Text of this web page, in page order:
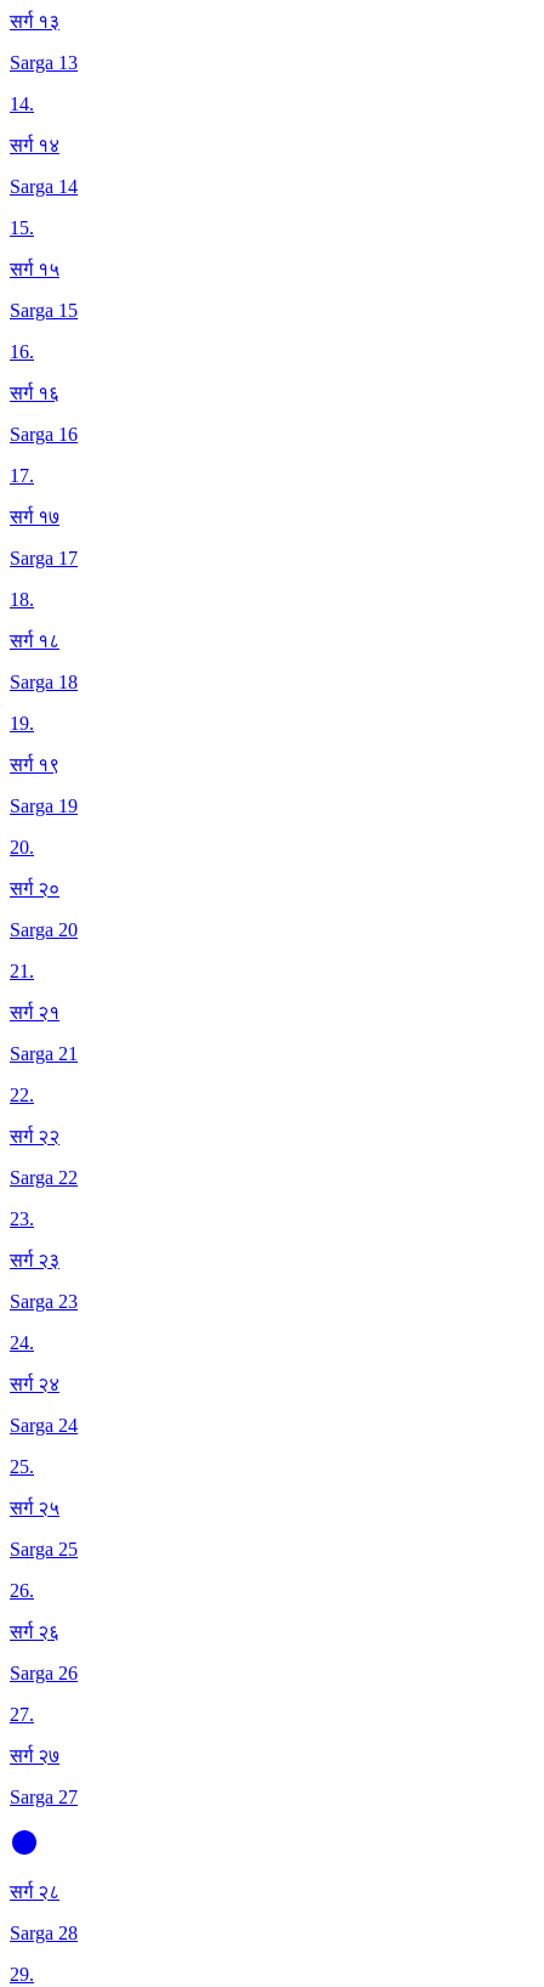
सर्ग १३
Sarga 13
14.
सर्ग १४
Sarga 14
15.
सर्ग १५
Sarga 15
16.
सर्ग १६
Sarga 16
17.
सर्ग १७
Sarga 17
18.
सर्ग १८
Sarga 18
19.
सर्ग १९
Sarga 19
20.
सर्ग २०
Sarga 20
21.
सर्ग २१
Sarga 21
22.
सर्ग २२
Sarga 22
23.
सर्ग २३
Sarga 23
24.
सर्ग २४
Sarga 24
25.
सर्ग २५
Sarga 25
26.
सर्ग २६
Sarga 26
27.
सर्ग २७
Sarga 27
सर्ग २८
Sarga 28
29.